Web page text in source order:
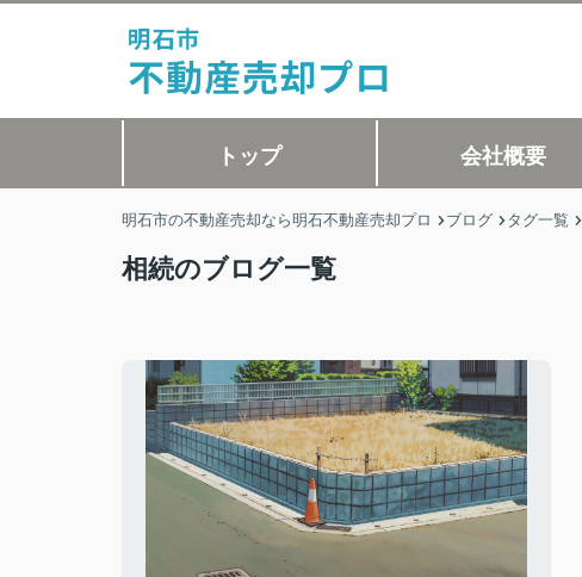
トップ 会社概要
明石市の不動産売却なら明石不動産売却プロ ブログ タグ一覧
相続のブログ一覧